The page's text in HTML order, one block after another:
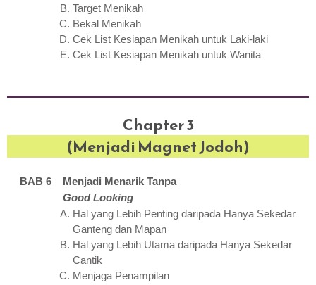
Target Menikah
Bekal Menikah
Cek List Kesiapan Menikah untuk Laki-laki
Cek List Kesiapan Menikah untuk Wanita
Chapter 3
(Menjadi Magnet Jodoh)
BAB 6 Menjadi Menarik Tanpa
Good Looking
Hal yang Lebih Penting daripada Hanya Sekedar
Ganteng dan Mapan
Hal yang Lebih Utama daripada Hanya Sekedar
Cantik
Menjaga Penampilan